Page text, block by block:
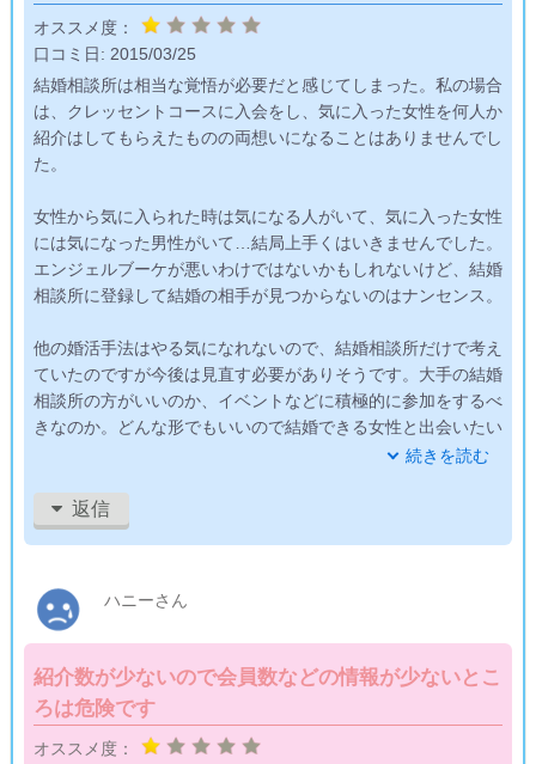
オススメ度：
口コミ日: 2015/03/25
結婚相談所は相当な覚悟が必要だと感じてしまった。私の場合
は、クレッセントコースに入会をし、気に入った女性を何人か
紹介はしてもらえたものの両想いになることはありませんでし
た。
女性から気に入られた時は気になる人がいて、気に入った女性
には気になった男性がいて…結局上手くはいきませんでした。
エンジェルブーケが悪いわけではないかもしれないけど、結婚
相談所に登録して結婚の相手が見つからないのはナンセンス。
他の婚活手法はやる気になれないので、結婚相談所だけで考え
ていたのですが今後は見直す必要がありそうです。大手の結婚
相談所の方がいいのか、イベントなどに積極的に参加をするべ
きなのか。どんな形でもいいので結婚できる女性と出会いたい
どんなやり方にせよ生半可な気持ちではいけませんね。仕事が
忙しくなかなか婚活に時間をさけられなかったことを反省して
いが無かったので残念な評価しかできません。
続きを読む
返信
ハニーさん
紹介数が少ないので会員数などの情報が少ないとこ
ろは危険です
オススメ度：